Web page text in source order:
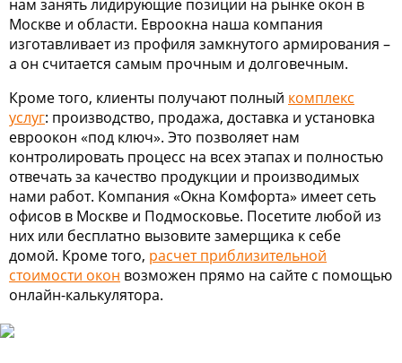
нам занять лидирующие позиции на рынке окон в
Москве и области. Евроокна наша компания
изготавливает из профиля замкнутого армирования –
а он считается самым прочным и долговечным.
Кроме того, клиенты получают полный комплекс
услуг: производство, продажа, доставка и установка
евроокон «под ключ». Это позволяет нам
контролировать процесс на всех этапах и полностью
отвечать за качество продукции и производимых
нами работ. Компания «Окна Комфорта» имеет сеть
офисов в Москве и Подмосковье. Посетите любой из
них или бесплатно вызовите замерщика к себе
домой. Кроме того, расчет приблизительной
стоимости окон возможен прямо на сайте с помощью
онлайн-калькулятора.